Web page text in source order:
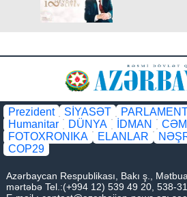
Prezident SİYASƏT
Humanitar
DÜNYA İDMAN
FOTOXRONIKA
ELANLAR
COP29
Azərbaycan Respublikası, Bakı ş.,
mərtəbə Tel.:(+994 12) 539 49 20, 538-